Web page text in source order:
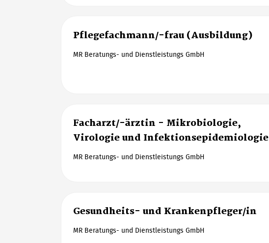
Pflegefachmann/-frau (Ausbildung)
MR Beratungs- und Dienstleistungs GmbH
Facharzt/-ärztin - Mikrobiologie,
Virologie und Infektionsepidemiologie
MR Beratungs- und Dienstleistungs GmbH
Gesundheits- und Krankenpfleger/in
MR Beratungs- und Dienstleistungs GmbH